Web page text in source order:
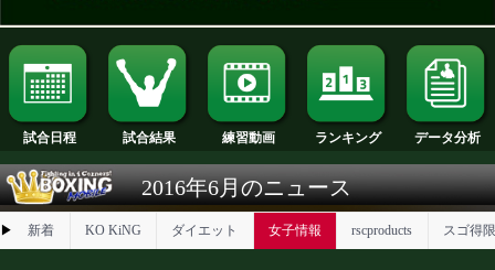
試合日程 試合結果 練習動画 ランキング